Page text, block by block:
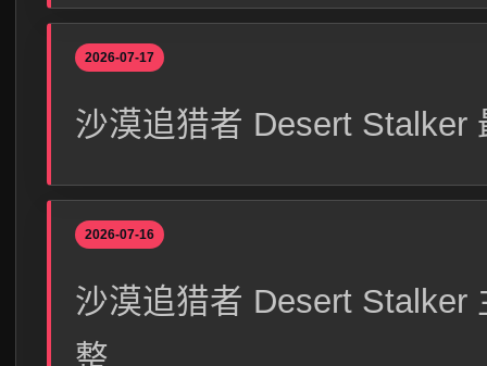
2026-07-17
沙漠追猎者 Desert Stalker
2026-07-16
沙漠追猎者 Desert Stalker
整